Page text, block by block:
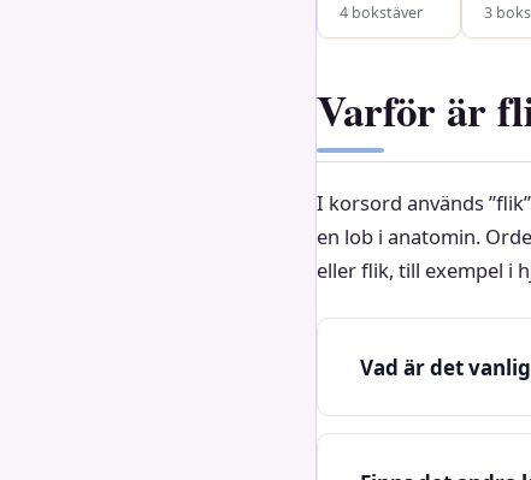
4 bokstäver 3
Varför är
I korsord används
en lob i anatomin.
eller flik, till exempel i
Vad är det